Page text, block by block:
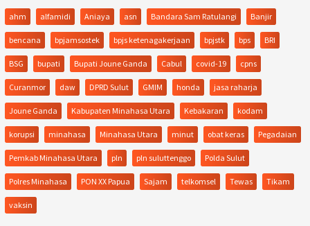
ahm alfamidi Aniaya asn Bandara Sam Ratulangi Banjir
bencana bpjamsostek bpjs ketenagakerjaan bpjstk bps BRI
BSG bupati Bupati Joune Ganda Cabul covid-19 cpns
Curanmor daw DPRD Sulut GMIM honda jasa raharja
Joune Ganda Kabupaten Minahasa Utara Kebakaran kodam
korupsi minahasa Minahasa Utara minut obat keras Pegadaian
Pemkab Minahasa Utara pln pln suluttenggo Polda Sulut
Polres Minahasa PON XX Papua Sajam telkomsel Tewas Tikam
vaksin